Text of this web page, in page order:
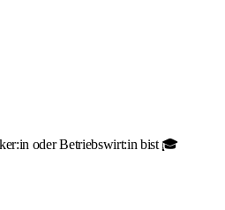
oder Betriebswirt:in bist 🎓